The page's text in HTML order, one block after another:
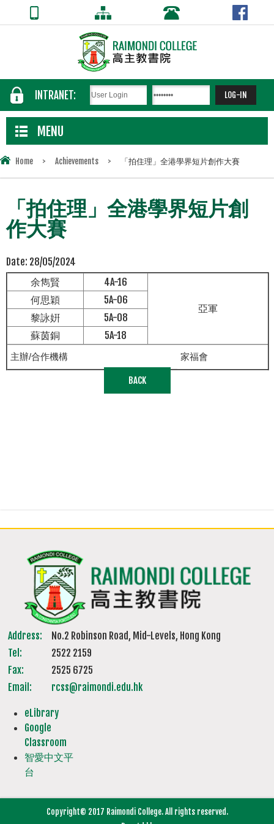
INTRANET:
MENU
Home > Achievements > 「拍住理」全港學界短片創作大賽
「拍住理」全港學界短片創
作大賽
Date: 28/05/2024
余雋賢
4A-16
亞軍
何思穎
5A-06
黎詠姸
5A-08
蘇茵銅
5A-18
主辦/合作機構 家福會
BACK
Address:
No.2 Robinson Road, Mid-Levels, Hong Kong
Tel:
2522 2159
Fax:
2525 6725
Email:
rcss@raimondi.edu.hk
eLibrary
Google
Classroom
智愛中文平
台
Copyright© 2017 Raimondi College. All rights reserved.